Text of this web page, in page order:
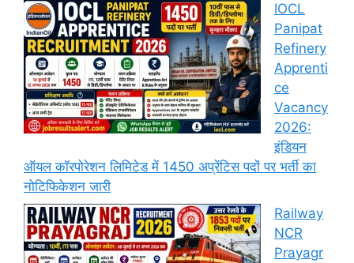
IOCL
Panipat
Refinery
Apprenti
ce
Vacancy
2026:
इंडियन
ऑयल कॉरपोरेशन लिमिटेड में 1450 अप्रेंटिस पदों पर भर्ती का
नोटिफिकेशन जारी
Railway
NCR
Prayagr